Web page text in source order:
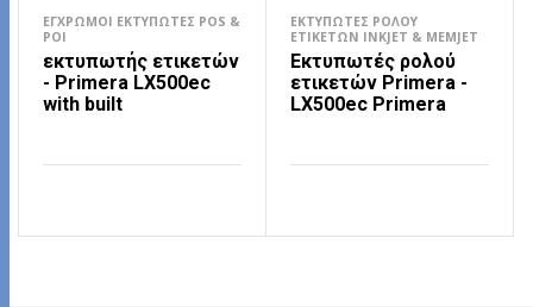
ΈΓΧΡΩΜΟΙ ΕΚΤΥΠΩΤΈΣ POS &
POI
εκτυπωτής ετικετών
- Primera LX500ec
with built
ΕΚΤΥΠΩΤΈΣ ΡΟΛΟΎ
ΕΤΙΚΕΤΏΝ INKJET & MEMJET
Εκτυπωτές ρολού
ετικετών Primera -
LX500ec Primera